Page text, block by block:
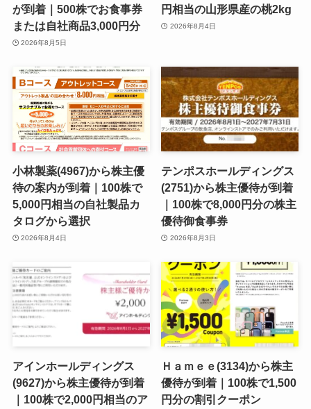
が到着｜500株でお食事券
または自社商品3,000円分
2026年8月5日
円相当の山形県産の桃2kg
2026年8月4日
小林製薬(4967)から株主優
待の案内が到着｜100株で
5,000円相当の自社製品カ
タログから選択
2026年8月4日
テンポスホールディングス
(2751)から株主優待が到着
｜100株で8,000円分の株主
優待御食事券
2026年8月3日
アインホールディングス
(9627)から株主優待が到着
｜100株で2,000円相当のア
Ｈａｍｅｅ(3134)から株主
優待が到着｜100株で1,500
円分の割引クーポン